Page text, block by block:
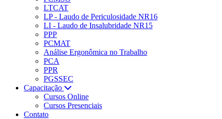
LTCAT
LP - Laudo de Periculosidade NR16
LI - Laudo de Insalubridade NR15
PPP
PCMAT
Análise Ergonômica no Trabalho
PCA
PPR
PGSSEC
Capacitação
Cursos Online
Cursos Presenciais
Contato